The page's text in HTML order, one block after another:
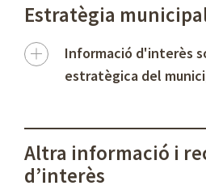
Estratègia
Informació d'interès
estratègica del
Altra informació i
d’interès